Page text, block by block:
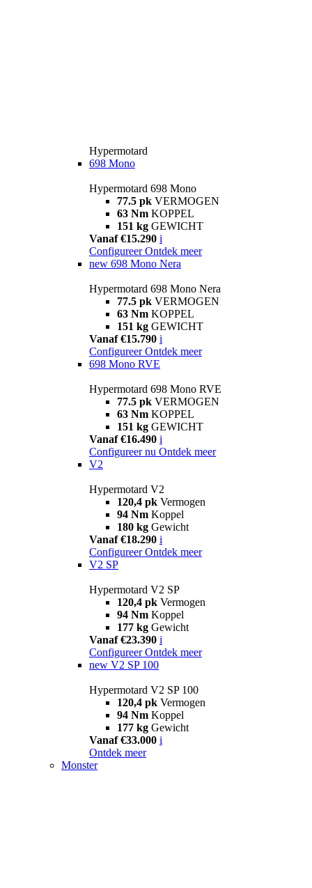
Hypermotard
698 Mono
Hypermotard 698 Mono
77.5 pk VERMOGEN
63 Nm KOPPEL
151 kg GEWICHT
Vanaf €15.290 i
Configureer Ontdek meer
new 698 Mono Nera
Hypermotard 698 Mono Nera
77.5 pk VERMOGEN
63 Nm KOPPEL
151 kg GEWICHT
Vanaf €15.790 i
Configureer Ontdek meer
698 Mono RVE
Hypermotard 698 Mono RVE
77.5 pk VERMOGEN
63 Nm KOPPEL
151 kg GEWICHT
Vanaf €16.490 i
Configureer nu Ontdek meer
V2
Hypermotard V2
120,4 pk Vermogen
94 Nm Koppel
180 kg Gewicht
Vanaf €18.290 i
Configureer Ontdek meer
V2 SP
Hypermotard V2 SP
120,4 pk Vermogen
94 Nm Koppel
177 kg Gewicht
Vanaf €23.390 i
Configureer Ontdek meer
new V2 SP 100
Hypermotard V2 SP 100
120,4 pk Vermogen
94 Nm Koppel
177 kg Gewicht
Vanaf €33.000 i
Ontdek meer
Monster